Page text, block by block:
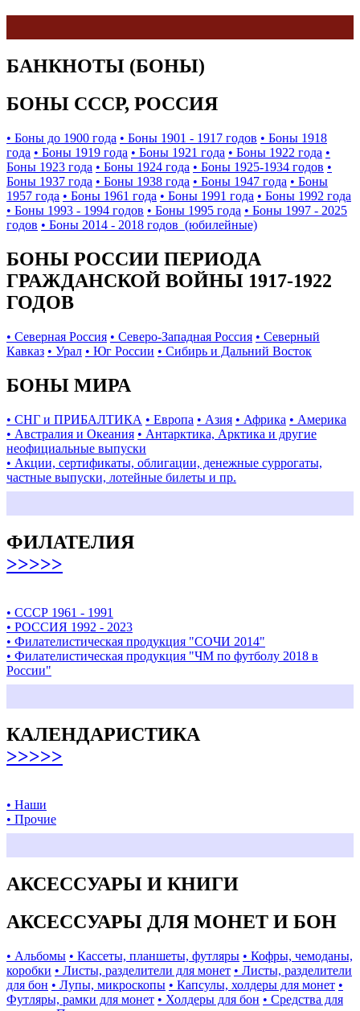
БАНКНОТЫ (БОНЫ)
БОНЫ СССР, РОССИЯ
• Боны до 1900 года • Боны 1901 - 1917 годов • Боны 1918
года • Боны 1919 года • Боны 1921 года • Боны 1922 года •
Боны 1923 года • Боны 1924 года • Боны 1925-1934 годов •
Боны 1937 года • Боны 1938 года • Боны 1947 года • Боны
1957 года • Боны 1961 года • Боны 1991 года • Боны 1992 года
• Боны 1993 - 1994 годов • Боны 1995 года • Боны 1997 - 2025
годов • Боны 2014 - 2018 годов (юбилейные)
БОНЫ РОССИИ ПЕРИОДА
ГРАЖДАНСКОЙ ВОЙНЫ 1917-1922
ГОДОВ
• Северная Россия • Северо-Западная Россия • Северный
Кавказ • Урал • Юг России • Сибирь и Дальний Восток
БОНЫ МИРА
• СНГ и ПРИБАЛТИКА • Европа • Азия • Африка • Америка
• Австралия и Океания • Антарктика, Арктика и другие
неофициальные выпуски
• Акции, сертификаты, облигации, денежные суррогаты,
частные выпуски, лотейные билеты и пр.
ФИЛАТЕЛИЯ
>>>>>
• СССР 1961 - 1991
• РОССИЯ 1992 - 2023
• Филателистическая продукция "СОЧИ 2014"
• Филателистическая продукция "ЧМ по футболу 2018 в
России"
КАЛЕНДАРИСТИКА
>>>>>
• Наши
• Прочие
АКСЕССУАРЫ И КНИГИ
АКСЕССУАРЫ ДЛЯ МОНЕТ И БОН
• Альбомы • Кассеты, планшеты, футляры • Кофры, чемоданы,
коробки • Листы, разделители для монет • Листы, разделители
для бон • Лупы, микроскопы • Капсулы, холдеры для монет •
Футляры, рамки для монет • Холдеры для бон • Средства для